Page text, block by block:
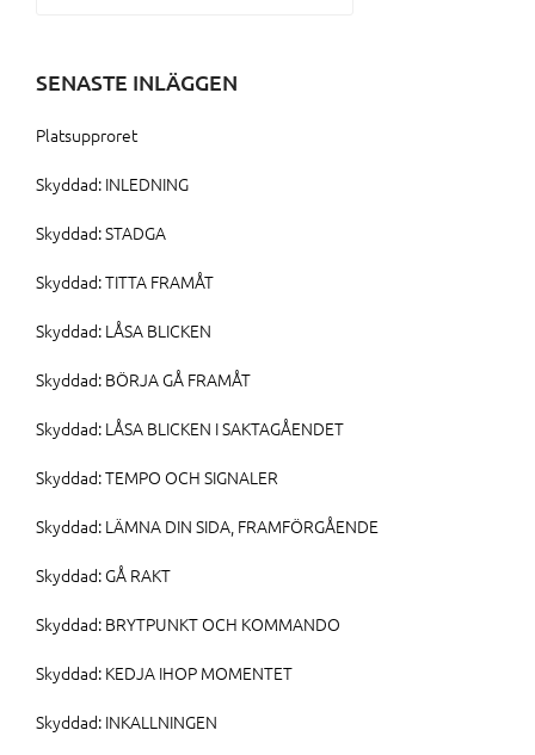
SENASTE INLÄGGEN
Platsupproret
Skyddad: INLEDNING
Skyddad: STADGA
Skyddad: TITTA FRAMÅT
Skyddad: LÅSA BLICKEN
Skyddad: BÖRJA GÅ FRAMÅT
Skyddad: LÅSA BLICKEN I SAKTAGÅENDET
Skyddad: TEMPO OCH SIGNALER
Skyddad: LÄMNA DIN SIDA, FRAMFÖRGÅENDE
Skyddad: GÅ RAKT
Skyddad: BRYTPUNKT OCH KOMMANDO
Skyddad: KEDJA IHOP MOMENTET
Skyddad: INKALLNINGEN